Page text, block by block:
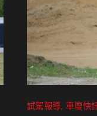
金門。此外，每
返鄉人潮，…
試駕報導 車壇快